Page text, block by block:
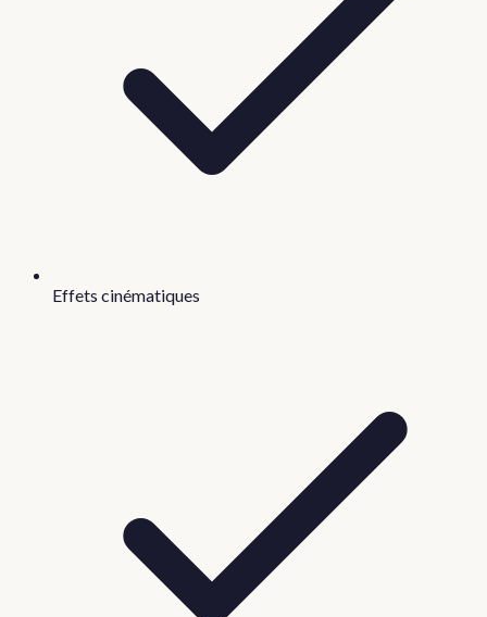
Effets cinématiques